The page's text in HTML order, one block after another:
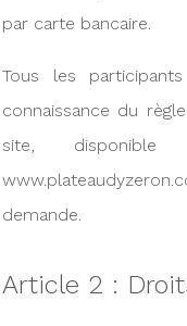
par carte bancaire.
Tous les
connaissance du
site,
demande.
Article 2 :